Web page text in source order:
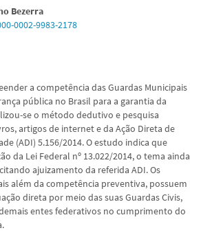
Bezerra
0002-9983-2178
a competência das Guardas Municipais
pública no Brasil para a garantia da
se o método dedutivo e pesquisa
artigos de internet e da Ação Direta de
(ADI) 5.156/2014. O estudo indica que
da Lei Federal nº 13.022/2014, o tema ainda
ajuizamento da referida ADI. Os
além da competência preventiva, possuem
direta por meio das suas Guardas Civis,
entes federativos no cumprimento do